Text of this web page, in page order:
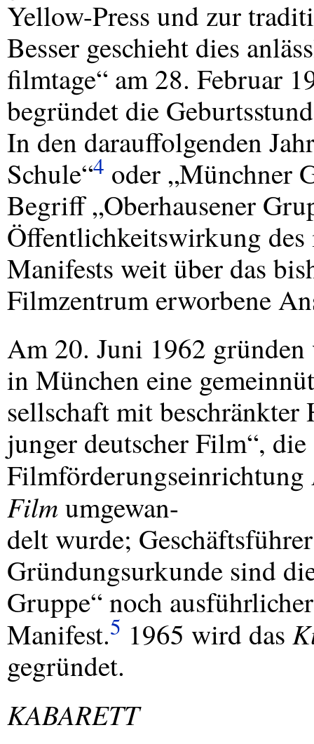
Yellow-Press und zur
Besser geschieht dies
filmtage“ am 28. Februar
begründet die
In den darauffolgenden
Schule“4 oder „Münchner
Begriff „Oberhausener
Öffentlichkeitswirkung des
Manifests weit über das
Filmzentrum erworbene
Am 20. Juni 1962
in München eine
sellschaft mit
junger deutscher Film“,
Filmförderungseinrichtung
Filmumgewan-
delt wurde;
Gründungsurkunde sind
Gruppe“ noch
Manifest.5 1965 wird das
gegründet.
KABARETT